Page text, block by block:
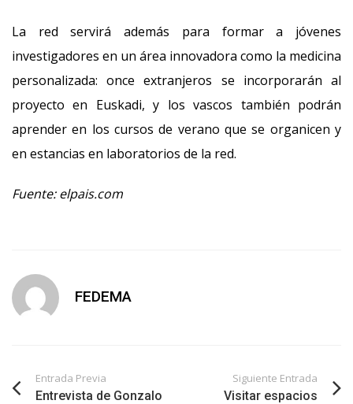
La red servirá además para formar a jóvenes
investigadores en un área innovadora como la medicina
personalizada: once extranjeros se incorporarán al
proyecto en Euskadi, y los vascos también podrán
aprender en los cursos de verano que se organicen y
en estancias en laboratorios de la red.
Fuente: elpais.com
FEDEMA
Entrada Previa
Entrevista de Gonzalo
Siguiente Entrada
Visitar espacios